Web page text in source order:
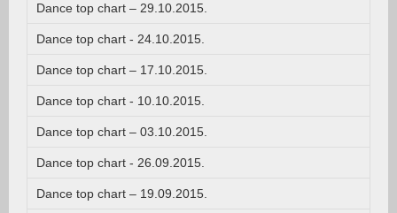
Dance top chart – 29.10.2015.
Dance top chart - 24.10.2015.
Dance top chart – 17.10.2015.
Dance top chart - 10.10.2015.
Dance top chart – 03.10.2015.
Dance top chart - 26.09.2015.
Dance top chart – 19.09.2015.